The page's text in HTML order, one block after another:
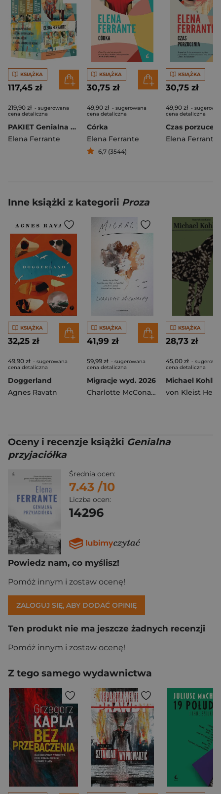
KSIĄŻKA
117,45 zł
219,90 zł - sugerowana
cena detaliczna
PAKIET Genialna przyjaciółka
Elena Ferrante
KSIĄŻKA
30,75 zł
49,90 zł - sugerowana
cena detaliczna
Córka
Elena Ferrante
6,7 (3544)
KSIĄŻKA
30,75 zł
49,90 zł -
cena detaliczna
Elena Ferrante
Inne książki z kategorii Proza
KSIĄŻKA
32,25 zł
49,90 zł - sugerowana
cena detaliczna
Doggerland
Agnes Ravatn
KSIĄŻKA
41,99 zł
59,99 zł - sugerowana
cena detaliczna
Migracje wyd. 2026
Charlotte McConaghy
KSIĄŻKA
28,73 zł
45,00 zł -
cena detaliczna
Michael
von Kleist
Oceny i recenzje książki Genialna
przyjaciółka
Średnia ocen:
7.43 /10
Liczba ocen:
14296
Powiedz nam, co myślisz!
Pomóż innym i zostaw ocenę!
ZALOGUJ SIĘ, ABY DODAĆ OPINIĘ
Ten produkt nie ma jeszcze żadnych recenzji
Pomóż innym i zostaw ocenę!
Z tego samego wydawnictwa